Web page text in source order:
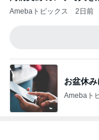
Amebaトピックス 2日前
お盆休
Amebaト